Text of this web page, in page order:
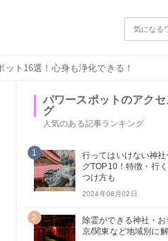
ト16選！心身も浄化できる！
パワースポットのアク
グ
人気のある記事ランキング
1
行ってはいけない神
グTOP10！特徴・行
つけ方も
2024年08月02日
2
除霊ができる神社・
京/関東など地域別に